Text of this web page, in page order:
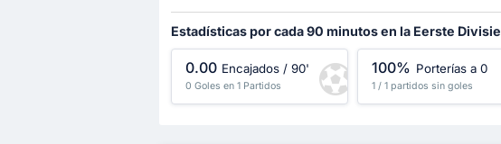
Estadísticas por cada 90 minutos en la Eerste Divisie
0.00 Encajados / 90'
0 Goles en 1 Partidos
100% Porterías a 0
1 / 1 partidos sin goles